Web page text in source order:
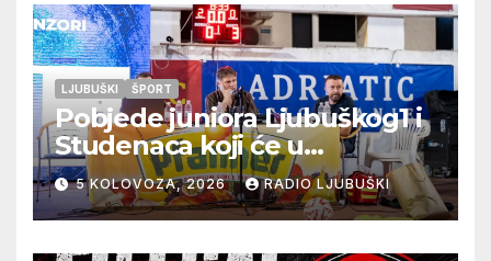
LJUBUŠKI ŠPORT
Pobjede juniora Ljubuškog1 i
Studenaca koji će u
međusobnom susretu
odlučiti o prvom mjestu u
skupini “A”, seniori Teskere
5 KOLOVOZA, 2026 RADIO LJUBUŠKI